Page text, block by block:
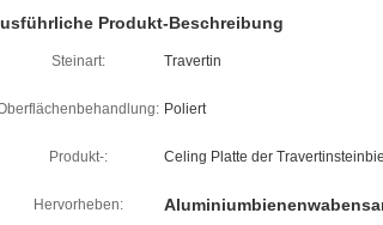
Produkt-Beschreibung
Steinart: Travertin
Poliert
Produkt-: Celing Platte der
Hervorheben: